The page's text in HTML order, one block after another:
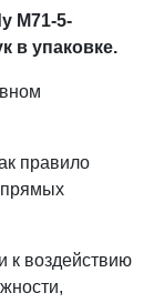
M71-5-
в упаковке.
правило
к воздействию